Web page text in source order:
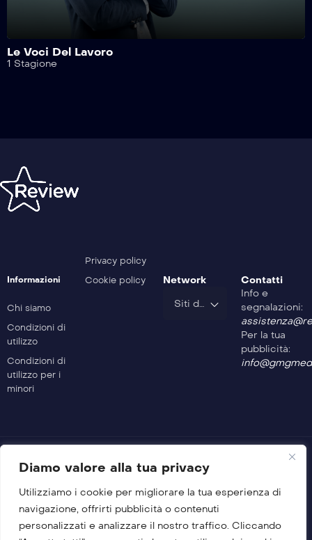
Diamo valore alla tua privacy
Utilizziamo i cookie per migliorare la tua esperienza di
navigazione, offrirti pubblicità o contenuti
personalizzati e analizzare il nostro traffico. Cliccando
Le Voci Del Lavoro
1 Stagione
Informazioni
Chi siamo
Condizioni di
utilizzo
Condizioni di
utilizzo per i
minori
Privacy policy
Cookie policy
Network
Siti del Gruppo
Contatti
Info e
segnalazioni:
Per la tua
pubblicità:
© 2026 GMG Media Company Di Mossutti Gianluca
Sede legale: Corso Umberto Maddalena 25 – Cap 83030 –
Venticano (AV)